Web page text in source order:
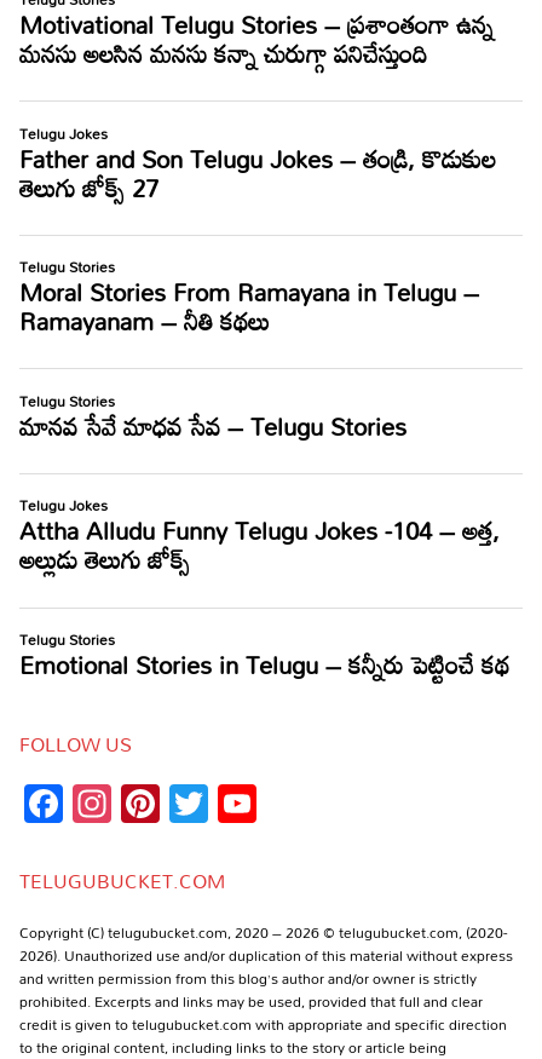
FOLLOW US
Facebook
Instagram
Pinterest
Twitter
TELUGUBUCKET.COM
Copyright (C) telugubucket.com, 2020 – 2026 © telugubucket.com, (2020-
2026). Unauthorized use and/or duplication of this material without express
and written permission from this blog’s author and/or owner is strictly
prohibited. Excerpts and links may be used, provided that full and clear
credit is given to telugubucket.com with appropriate and specific direction
to the original content, including links to the story or article being